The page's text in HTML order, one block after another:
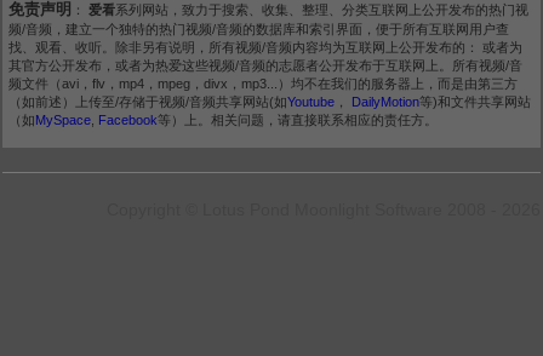
免责声明 ： 爱看系列网站，致力于搜索、收集、整理、分类互联网上公开发布的热门视
频/音频，建立一个独特的热门视频/音频的数据库和索引界面，便于所有互联网用户查
找、观看、收听。除非另有说明，所有视频/音频内容均为互联网上公开发布的： 或者为
其官方公开发布，或者为热爱这些视频/音频的志愿者公开发布于互联网上。所有视频/音
频文件（avi，flv，mp4，mpeg，divx，mp3...）均不在我们的服务器上，而是由第三方
（如前述）上传至/存储于视频/音频共享网站(如Youtube DailyMotion等)和文件共享网站
（如MySpace Facebook等）上。相关问题，请直接联系相应的责任方。